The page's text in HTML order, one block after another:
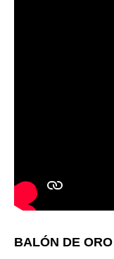
BALÓN DE ORO